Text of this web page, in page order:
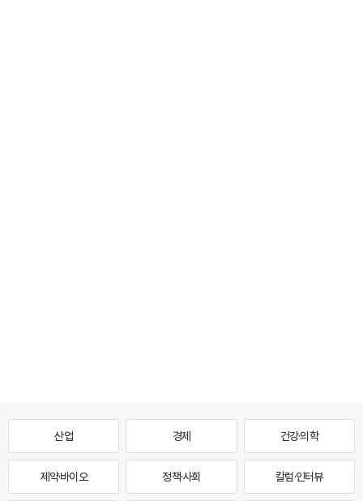
산업 경제 건강·의학
제약·바이오 정책·사회 칼럼·인터뷰